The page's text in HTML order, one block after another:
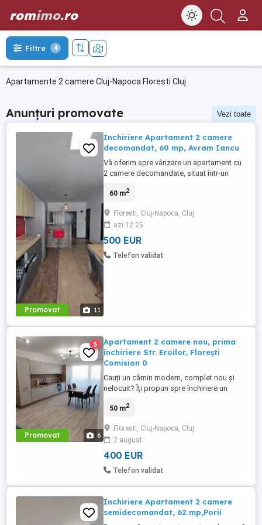
romimo.ro
Apartamente 2 camere Cluj-Napoca Floresti Cluj
Filtre 4
Anunțuri promovate Vezi toate
Promovat 11
Inchiriere Apartament 2 camere
decomandat, 60 mp, Avram Iancu
Vă oferim spre vânzare un apartament cu
2 camere decomandate, situat într-un
Iancu, una dintre cele mai apreciate locații
și apropierii de VIVO, BMW, centre
comerciale, stații pentru mijloacele de
transport în comun și ...
60 m2
Floresti, Cluj-Napoca, Cluj
azi 12:25
500 EUR
Telefon validat
Promovat 6
5
Apartament 2 camere nou, prima
închiriere Str. Eroilor, Florești
Comision 0
Cauți un cămin modern, complet nou și
nelocuit? Îți propun spre închiriere un
excelentă din Florești, pe strada Eroilor,
să alegi acest apartament? Prima
închiriere: Totul este nou, oferindu-ți
confortul și prospețimea ...
50 m2
Floresti, Cluj-Napoca, Cluj
2 august
400 EUR
Telefon validat
Inchiriere Apartament 2 camere
semidecomandat, 62 mp,Porii